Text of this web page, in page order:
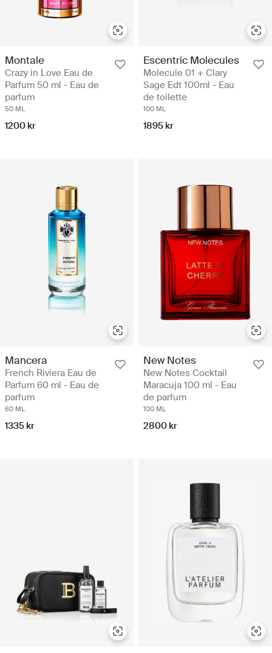
Montale
Crazy in Love Eau de
Parfum 50 ml - Eau de
parfum
50 ML
1200 kr
Escentric Molecules
Molecule 01 + Clary
Sage Edt 100ml - Eau
de toilette
100 ML
1895 kr
Mancera
French Riviera Eau de
Parfum 60 ml - Eau de
parfum
60 ML
1335 kr
New Notes
New Notes Cocktail
Maracuja 100 ml - Eau
de parfum
100 ML
2800 kr